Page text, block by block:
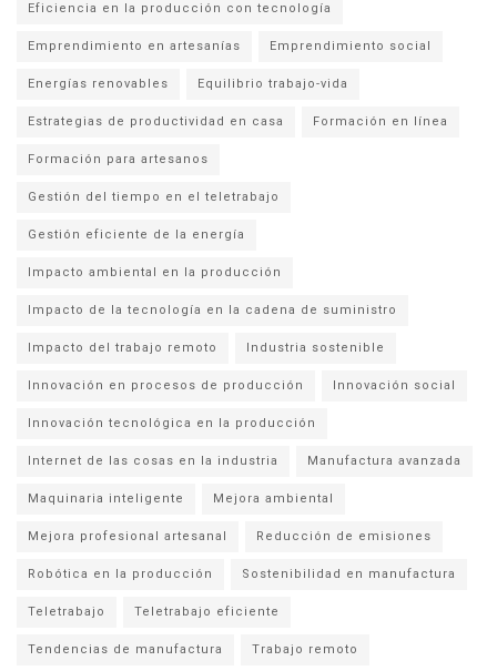
Eficiencia en la producción con tecnología
Emprendimiento en artesanías Emprendimiento social
Energías renovables Equilibrio trabajo-vida
Estrategias de productividad en casa Formación en línea
Formación para artesanos
Gestión del tiempo en el teletrabajo
Gestión eficiente de la energía
Impacto ambiental en la producción
Impacto de la tecnología en la cadena de suministro
Impacto del trabajo remoto Industria sostenible
Innovación en procesos de producción Innovación social
Innovación tecnológica en la producción
Internet de las cosas en la industria Manufactura avanzada
Maquinaria inteligente Mejora ambiental
Mejora profesional artesanal Reducción de emisiones
Robótica en la producción Sostenibilidad en manufactura
Teletrabajo Teletrabajo eficiente
Tendencias de manufactura Trabajo remoto